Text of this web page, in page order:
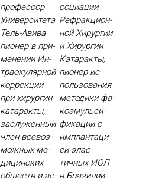
профессор
Университета
Тель-Авива
пи­онер в при­
мене­нии Ин­
тра­оку­ляр­ной
кор­рекции
при хи­рур­гии
ка­тарак­ты,
зас­лу­жен­ный
член все­воз­
можных ме­
дицин­ских
об­ществ и ас­
со­ци­ации
Реф­ракци­он­
ной Хи­рур­гии
и Хи­рур­гии
Ка­тарак­ты,
пи­онер ис­
поль­зо­вания
ме­тоди­ки фа­
ко­эмуль­си­
фика­ции с
им­план­та­ци­
ей элас­
тичных И­ОЛ
в Бра­зилии.